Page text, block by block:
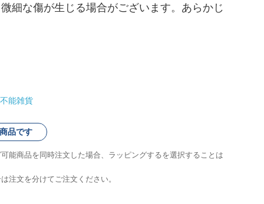
細な傷が生じる場合がございます。あらかじ
能雑貨
品です
能商品を同時注文した場合、ラッピングするを選択することは
注文を分けてご注文ください。